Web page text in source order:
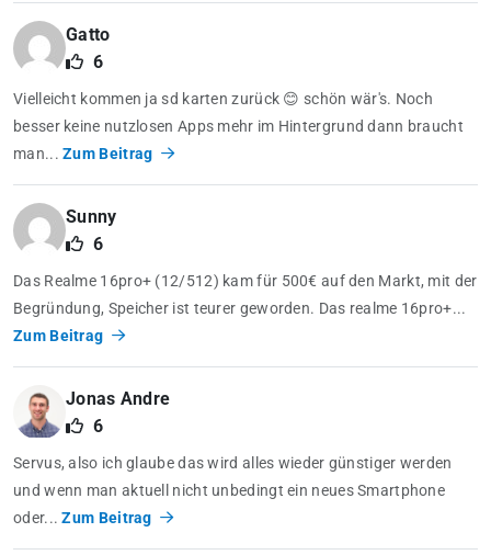
Gatto
6
Vielleicht kommen ja sd karten zurück 😊 schön wär's. Noch
besser keine nutzlosen Apps mehr im Hintergrund dann braucht
man...Zum Beitrag
Sunny
6
Das Realme 16pro+ (12/512) kam für 500€ auf den Markt, mit der
Begründung, Speicher ist teurer geworden. Das realme 16pro+...
Zum Beitrag
Jonas Andre
6
Servus, also ich glaube das wird alles wieder günstiger werden
und wenn man aktuell nicht unbedingt ein neues Smartphone
oder...Zum Beitrag